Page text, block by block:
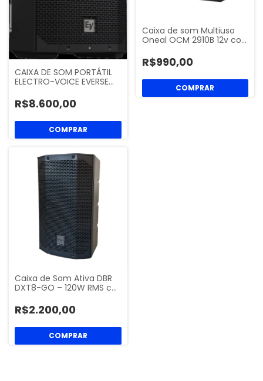
CAIXA DE SOM PORTÁTIL
ELECTRO-VOICE EVERSE…
R$8.600,00
Caixa de som Multiuso
Oneal OCM 2910B 12v co…
R$990,00
Caixa de Som Ativa DBR
DXT8-GO – 120W RMS c…
R$2.200,00